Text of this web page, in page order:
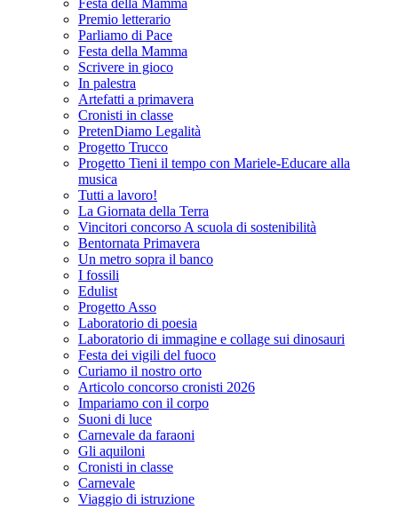
Festa della Mamma
Premio letterario
Parliamo di Pace
Festa della Mamma
Scrivere in gioco
In palestra
Artefatti a primavera
Cronisti in classe
PretenDiamo Legalità
Progetto Trucco
Progetto Tieni il tempo con Mariele-Educare alla
musica
Tutti a lavoro!
La Giornata della Terra
Vincitori concorso A scuola di sostenibilità
Bentornata Primavera
Un metro sopra il banco
I fossili
Edulist
Progetto Asso
Laboratorio di poesia
Laboratorio di immagine e collage sui dinosauri
Festa dei vigili del fuoco
Curiamo il nostro orto
Articolo concorso cronisti 2026
Impariamo con il corpo
Suoni di luce
Carnevale da faraoni
Gli aquiloni
Cronisti in classe
Carnevale
Viaggio di istruzione